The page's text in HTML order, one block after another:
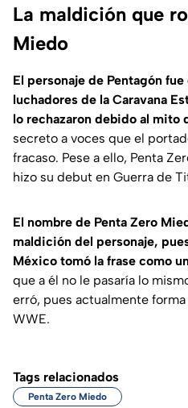
La maldición que
Miedo
El personaje de Pentagón
luchadores de la Caravana
lo rechazaron debido al mito
secreto a voces que el
fracaso. Pese a ello, Penta
hizo su debut en Guerra de
El nombre de Penta Zero
maldición del personaje,
México tomó la frase como
que a él no le pasaría lo
erró, pues actualmente
WWE.
Tags relacionados
Penta Zero Miedo